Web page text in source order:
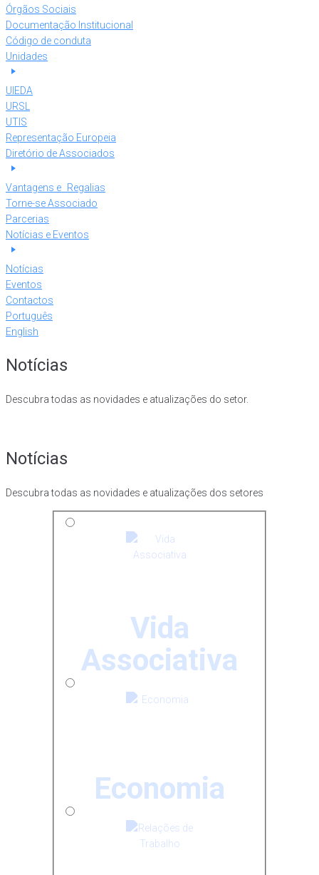
Órgãos Sociais
Documentação Institucional
Código de conduta
Unidades
UIEDA
URSL
UTIS
Representação Europeia
Diretório de Associados
Vantagens e Regalias
Torne-se Associado
Parcerias
Notícias e Eventos
Notícias
Eventos
Contactos
Português
English
Notícias
Descubra todas as novidades e atualizações do setor.
Notícias
Descubra todas as novidades e atualizações dos setores
Vida
Associativa
Economia